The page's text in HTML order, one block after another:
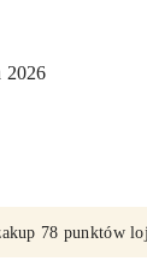
2026
78 punktów